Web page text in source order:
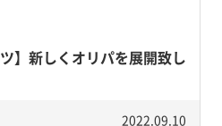
】新しくオリパを展開致し
2022.09.10